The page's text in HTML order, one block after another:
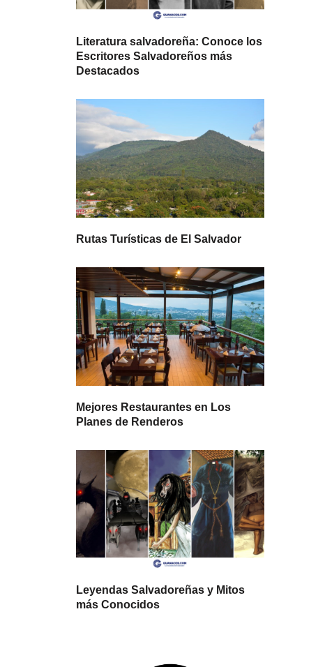
Literatura salvadoreña: Conoce los
Escritores Salvadoreños más
Destacados
Rutas Turísticas de El Salvador
Mejores Restaurantes en Los
Planes de Renderos
Leyendas Salvadoreñas y Mitos
más Conocidos